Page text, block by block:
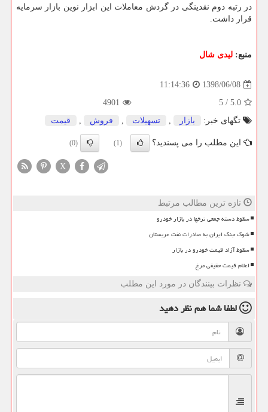
در رتبه دوم نقدینگی در گردش معاملات این ابزار نوین بازار سرمایه
قرار داشت.
منبع: لیدی شال
1398/06/08
11:14:36
5.0
/
5
4901
تگهای خبر:
بازار , تسهیلات , فروش , قیمت
این مطلب را می پسندید؟ (1)
(0)
X
تازه ترین مطالب مرتبط
سقوط دسته جمعی نرخها در بازار خودرو
شوک جنگ ایران به صادرات نفت عربستان
سقوط آزاد قیمت خودرو در بازار
اعلام قیمت حقیقی مرغ
نظرات بینندگان در مورد این مطلب
لطفا شما همنظر دهید